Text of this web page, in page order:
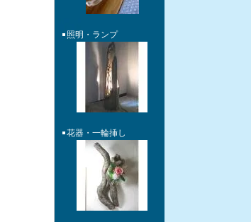
照明・ランプ
花器・一輪挿し